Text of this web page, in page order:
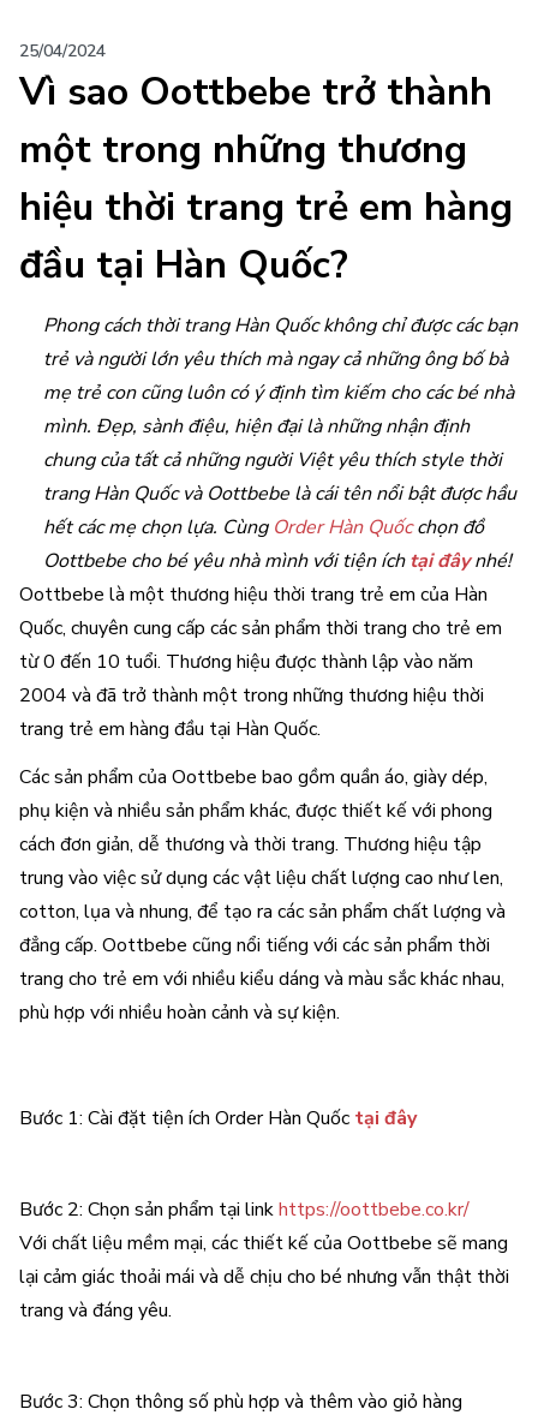
25/04/2024
Vì sao Oottbebe trở thành
một trong những thương
hiệu thời trang trẻ em hàng
đầu tại Hàn Quốc?
Phong cách thời trang Hàn Quốc không chỉ được các bạn
trẻ và người lớn yêu thích mà ngay cả những ông bố bà
mẹ trẻ con cũng luôn có ý định tìm kiếm cho các bé nhà
mình. Đẹp, sành điệu, hiện đại là những nhận định
chung của tất cả những người Việt yêu thích style thời
trang Hàn Quốc và Oottbebe là cái tên nổi bật được hầu
hết các mẹ chọn lựa. Cùng Order Hàn Quốcchọn đồ
Oottbebe cho bé yêu nhà mình với tiện íchtại đâynhé!
Oottbebe là một thương hiệu thời trang trẻ em của Hàn
Quốc, chuyên cung cấp các sản phẩm thời trang cho trẻ em
từ 0 đến 10 tuổi. Thương hiệu được thành lập vào năm
2004 và đã trở thành một trong những thương hiệu thời
trang trẻ em hàng đầu tại Hàn Quốc.
Các sản phẩm của Oottbebe bao gồm quần áo, giày dép,
phụ kiện và nhiều sản phẩm khác, được thiết kế với phong
cách đơn giản, dễ thương và thời trang. Thương hiệu tập
trung vào việc sử dụng các vật liệu chất lượng cao như len,
cotton, lụa và nhung, để tạo ra các sản phẩm chất lượng và
đẳng cấp. Oottbebe cũng nổi tiếng với các sản phẩm thời
trang cho trẻ em với nhiều kiểu dáng và màu sắc khác nhau,
phù hợp với nhiều hoàn cảnh và sự kiện.
Bước 1: Cài đặt tiện ích Order Hàn Quốc tại đây
Bước 2: Chọn sản phẩm tại linkhttps://oottbebe.co.kr/
Với chất liệu mềm mại, các thiết kế của Oottbebe sẽ mang
lại cảm giác thoải mái và dễ chịu cho bé nhưng vẫn thật thời
trang và đáng yêu.
Bước 3: Chọn thông số phù hợp và thêm vào giỏ hàng